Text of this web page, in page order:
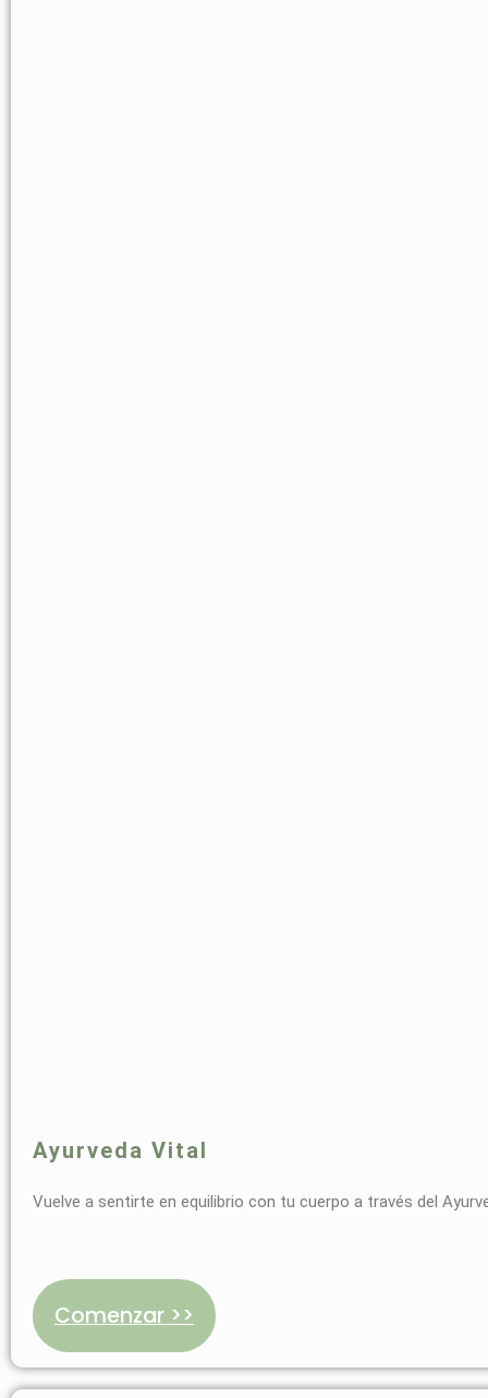
Ayurveda Vital
Vuelve a sentirte en equilibrio con tu cuerpo a través del
Comenzar >>